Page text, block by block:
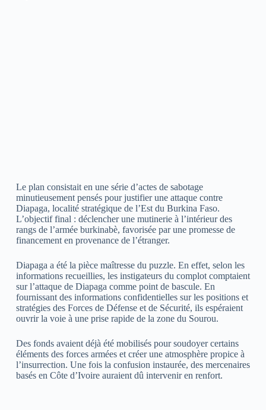
Le plan consistait en une série d’actes de sabotage
minutieusement pensés pour justifier une attaque contre
Diapaga, localité stratégique de l’Est du Burkina Faso.
L’objectif final : déclencher une mutinerie à l’intérieur des
rangs de l’armée burkinabè, favorisée par une promesse de
financement en provenance de l’étranger.
Diapaga a été la pièce maîtresse du puzzle. En effet, selon les
informations recueillies, les instigateurs du complot comptaient
sur l’attaque de Diapaga comme point de bascule. En
fournissant des informations confidentielles sur les positions et
stratégies des Forces de Défense et de Sécurité, ils espéraient
ouvrir la voie à une prise rapide de la zone du Sourou.
Des fonds avaient déjà été mobilisés pour soudoyer certains
éléments des forces armées et créer une atmosphère propice à
l’insurrection. Une fois la confusion instaurée, des mercenaires
basés en Côte d’Ivoire auraient dû intervenir en renfort.